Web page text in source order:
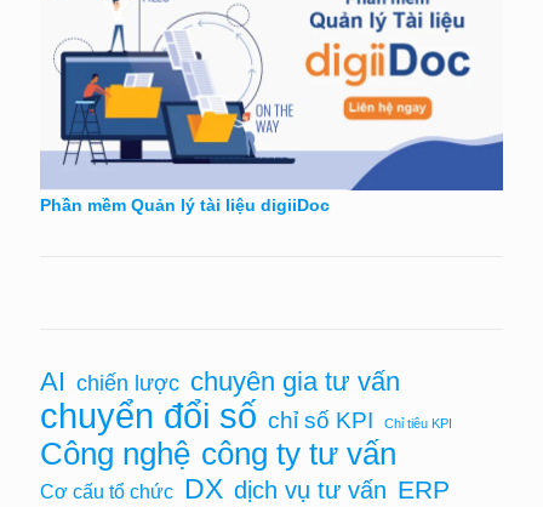
Phần mềm Quản lý tài liệu digiiDoc
AI chiến lược chuyên gia tư vấn
chuyển đổi số chỉ số KPI Chỉ tiêu KPI
Công nghệ công ty tư vấn
Cơ cấu tổ chức DX dịch vụ tư vấn ERP